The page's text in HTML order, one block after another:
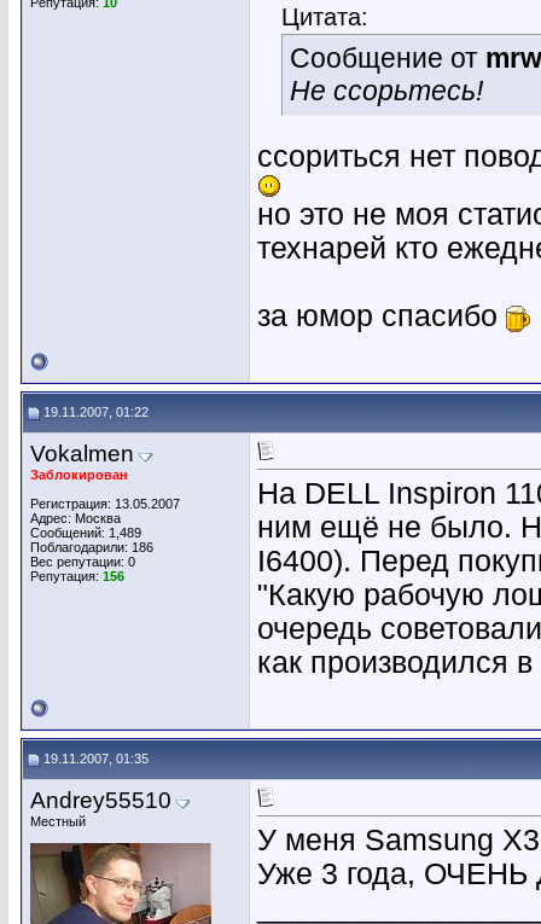
Цитата:
Сообщение от
Не ссорьтесь!
ссориться нет
но это не моя
технарей кто
за юмор спасибо
19.11.2007, 01:22
Vokalmen
Заблокирован
Регистрация: 13.05.2007
Адрес: Москва
Сообщений: 1,489
Поблагодарили: 186
Вес репутации: 0
Репутация: 156
На DELL Inspiron
ним ещё не было.
I6400). Перед
"Какую рабочую
очередь
как производился
19.11.2007, 01:35
Andrey55510
Местный
У меня Samsung
Уже 3 года,